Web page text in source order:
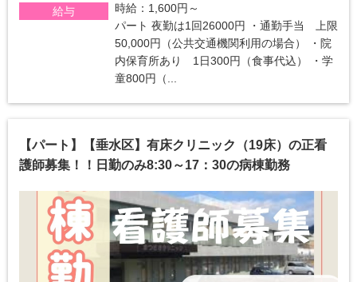
給与
時給：1,600円～
パート 夜勤は1回26000円 ・通勤手当 上限
50,000円（公共交通機関利用の場合） ・院
内保育所あり 1日300円（食事代込） ・学
童800円（...
【パート】【垂水区】有床クリニック（19床）の正看
護師募集！！日勤のみ8:30～17：30の病棟勤務